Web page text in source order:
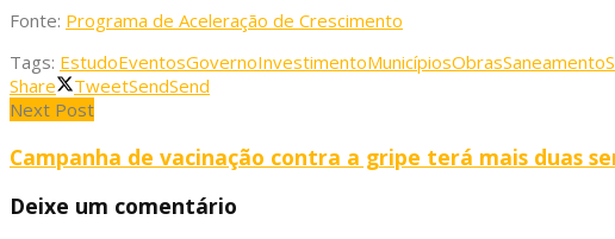
Fonte: Programa de Aceleração de Crescimento
Tags: EstudoEventosGovernoInvestimentoMunicípiosObrasSaneamento
Share
TweetSendSend
Next Post
Campanha de vacinação contra a gripe terá mais duas
Deixe um comentário